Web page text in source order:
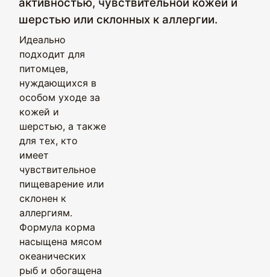
шерстью или склонных к аллергии.
Идеально
подходит для
питомцев,
нуждающихся в
особом уходе за
кожей и
шерстью, а также
для тех, кто
имеет
чувствительное
пищеварение или
склонен к
аллергиям.
Формула корма
насыщена мясом
океанических
рыб и обогащена